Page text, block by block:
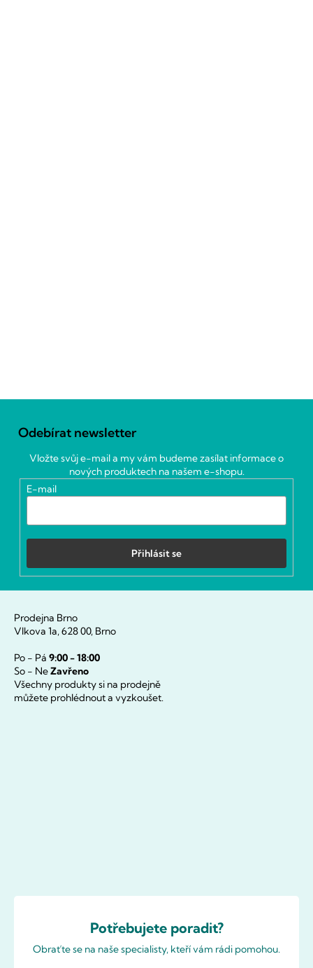
Odebírat newsletter
Vložte svůj e-mail a my vám budeme zasílat informace o
nových produktech na našem e-shopu.
E-mail
Přihlásit se
Prodejna Brno
Vlkova 1a, 628 00, Brno
Po - Pá 9:00 - 18:00
So - NeZavřeno
Všechny produkty si na prodejně
můžete prohlédnout a vyzkoušet.
Potřebujete poradit?
Obraťte se na naše specialisty, kteří vám rádi pomohou.